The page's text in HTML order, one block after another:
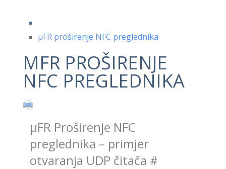
μFR proširenje NFC preglednika
ΜFR PROŠIRENJE
NFC PREGLEDNIKA
μFR Proširenje NFC
preglednika – primjer
otvaranja UDP čitača #